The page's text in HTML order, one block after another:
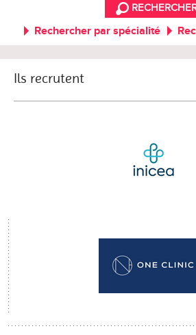
Rechercher par spécialité
Ils recrutent